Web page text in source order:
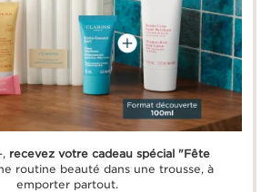
, recevez votre cadeau spécial "Fête
routine beauté dans une trousse, à
emporter partout.